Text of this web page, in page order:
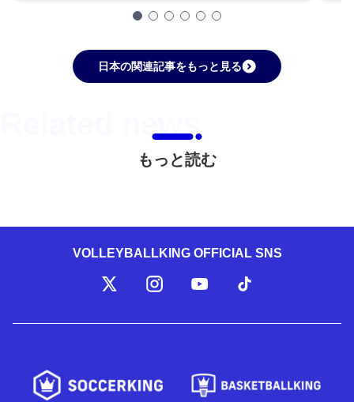
日本の関連記事をもっと見る
もっと読む
VOLLEYBALLKING OFFICIAL SNS